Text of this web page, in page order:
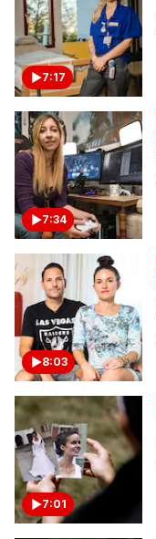
7:17
7:34
8:03
7:01